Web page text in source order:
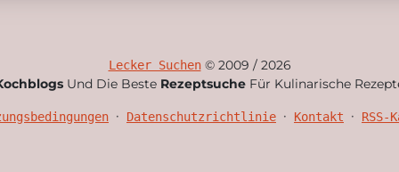
Lecker Suchen© 2009 / 2026
Und Die Beste Rezeptsuche Für Kulinarische
• Datenschutzrichtlinie • Kontakt • RSS-